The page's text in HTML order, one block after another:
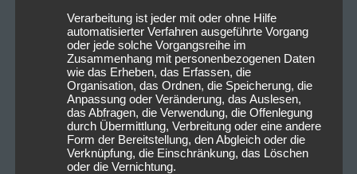
Verarbeitung ist jeder mit oder ohne Hilfe
automatisierter Verfahren ausgeführte Vorgang
oder jede solche Vorgangsreihe im
Zusammenhang mit personenbezogenen Daten
wie das Erheben, das Erfassen, die
Organisation, das Ordnen, die Speicherung, die
Anpassung oder Veränderung, das Auslesen,
das Abfragen, die Verwendung, die Offenlegung
durch Übermittlung, Verbreitung oder eine andere
Form der Bereitstellung, den Abgleich oder die
Verknüpfung, die Einschränkung, das Löschen
oder die Vernichtung.